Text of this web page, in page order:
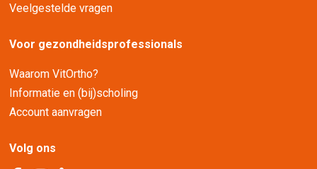
Veelgestelde vragen
Voor gezondheidsprofessionals
Waarom VitOrtho?
Informatie en (bij)scholing
Account aanvragen
Volg ons